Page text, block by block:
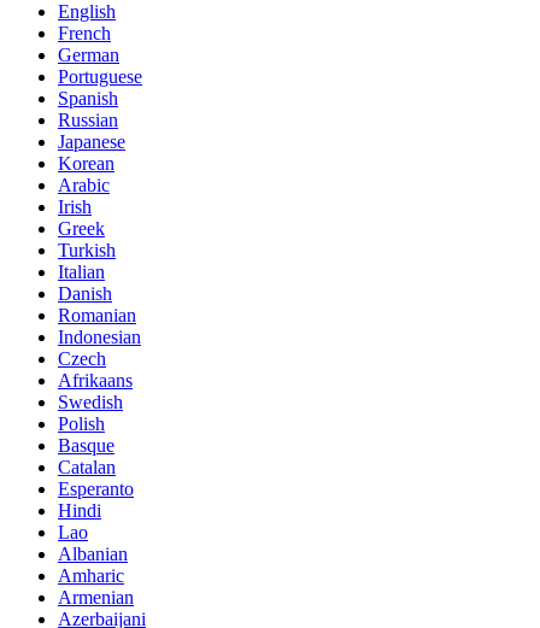
English
French
German
Portuguese
Spanish
Russian
Japanese
Korean
Arabic
Irish
Greek
Turkish
Italian
Danish
Romanian
Indonesian
Czech
Afrikaans
Swedish
Polish
Basque
Catalan
Esperanto
Hindi
Lao
Albanian
Amharic
Armenian
Azerbaijani